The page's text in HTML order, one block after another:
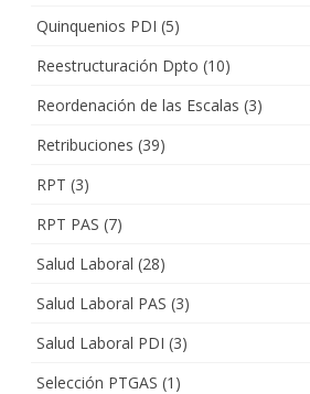
Quinquenios PDI (5)
Reestructuración Dpto (10)
Reordenación de las Escalas (3)
Retribuciones (39)
RPT (3)
RPT PAS (7)
Salud Laboral (28)
Salud Laboral PAS (3)
Salud Laboral PDI (3)
Selección PTGAS (1)